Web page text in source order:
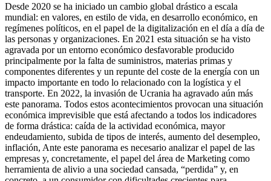
Desde 2020 se ha iniciado un cambio global drástico a escala
mundial: en valores, en estilo de vida, en desarrollo económico, en
regímenes políticos, en el papel de la digitalización en el día a día de
las personas y organizaciones. En 2021 esta situación se ha visto
agravada por un entorno económico desfavorable producido
principalmente por la falta de suministros, materias primas y
componentes diferentes y un repunte del coste de la energía con un
impacto importante en todo lo relacionado con la logística y el
transporte. En 2022, la invasión de Ucrania ha agravado aún más
este panorama. Todos estos acontecimientos provocan una situación
económica imprevisible que está afectando a todos los indicadores
de forma drástica: caída de la actividad económica, mayor
endeudamiento, subida de tipos de interés, aumento del desempleo,
inflación, Ante este panorama es necesario analizar el papel de las
empresas y, concretamente, el papel del área de Marketing como
herramienta de alivio a una sociedad cansada, “perdida” y, en